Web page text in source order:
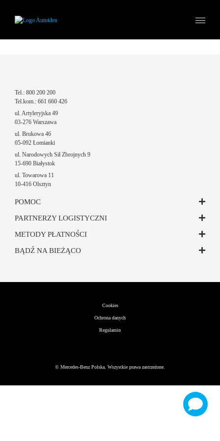
Tel.: 800 200 200
Tel.kom.: 661 660 426
ul. Artyleryjska 49
03-276 Warszawa
ul. Brukowa 46
05-092 Łomianki
ul. Narodowych Sił Zbrojnych 9
15-690 Białystok
ul. Towarowa 11
10-416 Olsztyn
POMOC
PARTNERZY LOGISTYCZNI
METODY PŁATNOŚCI
BĄDŹ NA BIEŻĄCO
Cookies
Ochrona danych
Regulamin
© Mercedes-Benz Polska. Wszystkie prawa zastrzeżone.